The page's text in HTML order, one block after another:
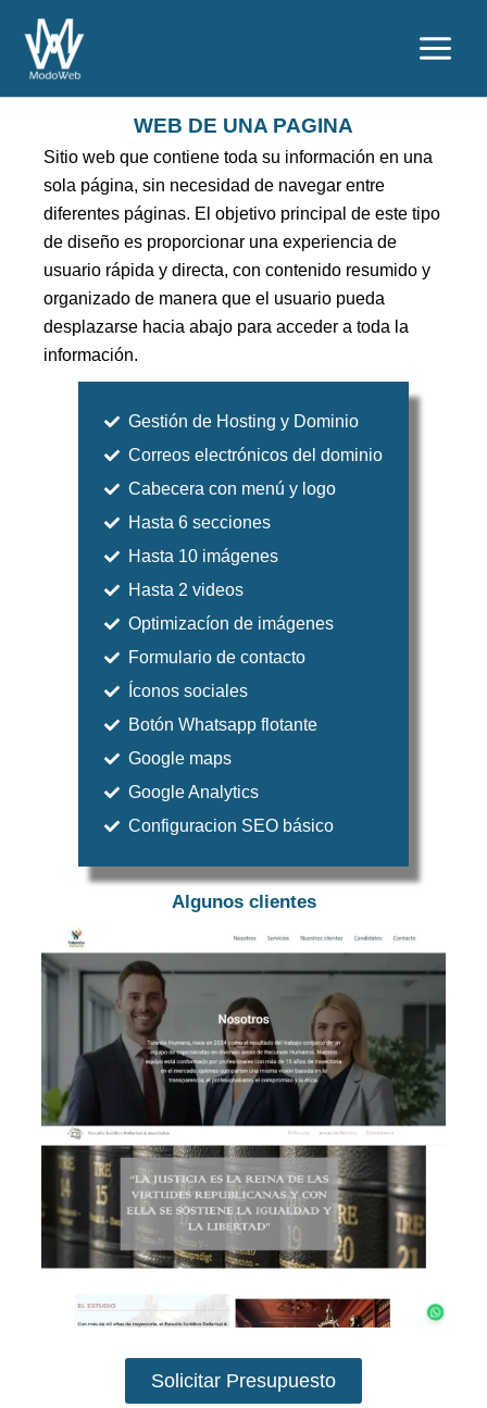
contenido
WEB DE UNA PAGINA
Sitio web que contiene toda su información en una
sola página, sin necesidad de navegar entre
diferentes páginas. El objetivo principal de este tipo
de diseño es proporcionar una experiencia de
usuario rápida y directa, con contenido resumido y
organizado de manera que el usuario pueda
desplazarse hacia abajo para acceder a toda la
información.
Gestión de Hosting y Dominio
Correos electrónicos del dominio
Cabecera con menú y logo
Hasta 6 secciones
Hasta 10 imágenes
Hasta 2 videos
Optimizacíon de imágenes
Formulario de contacto
Íconos sociales
Botón Whatsapp flotante
Google maps
Google Analytics
Configuracion SEO básico
Algunos clientes
Solicitar Presupuesto